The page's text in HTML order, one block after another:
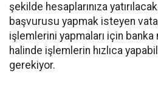
şekilde hesaplarınıza
başvurusu yapmak isteyen
işlemlerini yapmaları için
halinde işlemlerin hızlıca
gerekiyor.